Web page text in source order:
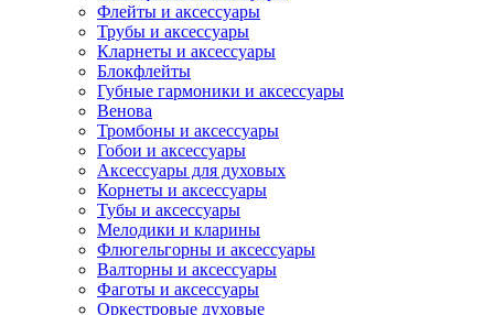
Флейты и аксессуары
Трубы и аксессуары
Кларнеты и аксессуары
Блокфлейты
Губные гармоники и аксессуары
Венова
Тромбоны и аксессуары
Гобои и аксессуары
Аксессуары для духовых
Корнеты и аксессуары
Тубы и аксессуары
Мелодики и кларины
Флюгельгорны и аксессуары
Валторны и аксессуары
Фаготы и аксессуары
Оркестровые духовые